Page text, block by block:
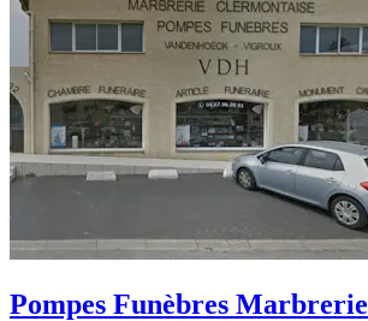
Pompes Funèbres Marbrerie